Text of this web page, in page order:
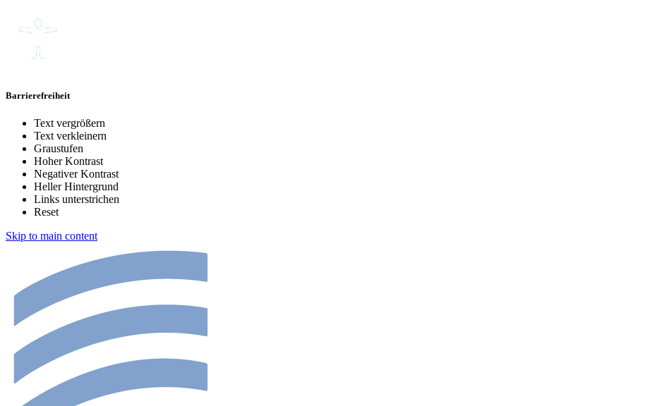
Barrierefreiheit
Text vergrößern
Text verkleinern
Graustufen
Hoher Kontrast
Negativer Kontrast
Heller Hintergrund
Links unterstrichen
Reset
Skip to main content